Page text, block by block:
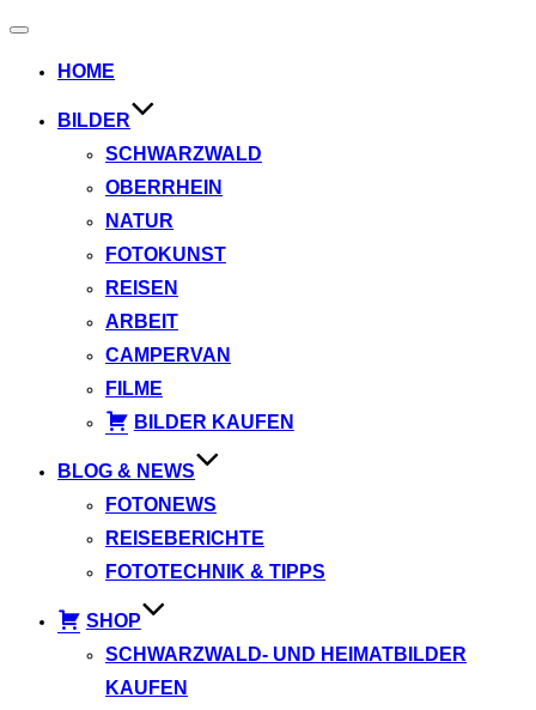
Navigation
HOME
BILDER
SCHWARZWALD
OBERRHEIN
NATUR
FOTOKUNST
REISEN
ARBEIT
CAMPERVAN
FILME
BILDER KAUFEN
BLOG & NEWS
FOTONEWS
REISEBERICHTE
FOTOTECHNIK & TIPPS
SHOP
SCHWARZWALD- UND HEIMATBILDER
KAUFEN